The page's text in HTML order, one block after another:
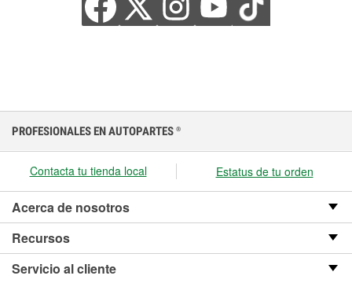
PROFESIONALES EN AUTOPARTES ®
Contacta tu tienda local Estatus de tu orden
Acerca de nosotros
Recursos
Servicio al cliente